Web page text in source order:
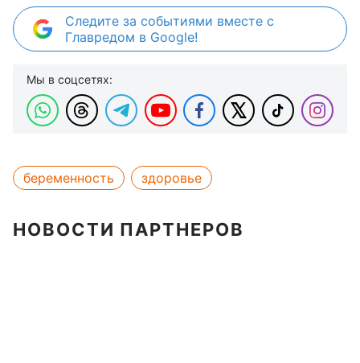
Следите за событиями вместе с
Главредом в Google!
Мы в соцсетях:
беременность здоровье
НОВОСТИ ПАРТНЕРОВ